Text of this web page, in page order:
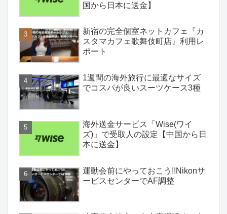
国から日本に送金】
新宿の完全個室ネットカフェ『カ
スタマカフェ歌舞伎町店』利用レ
ポート
1週間の海外旅行に最適なサイズ
でコスパが良いスーツケース3種
海外送金サービス「Wise(ワイ
ズ)」で受取人の設定【中国から日
本に送金】
運動会前にやっておこう!!Nikonサ
ービスセンターでAF調整